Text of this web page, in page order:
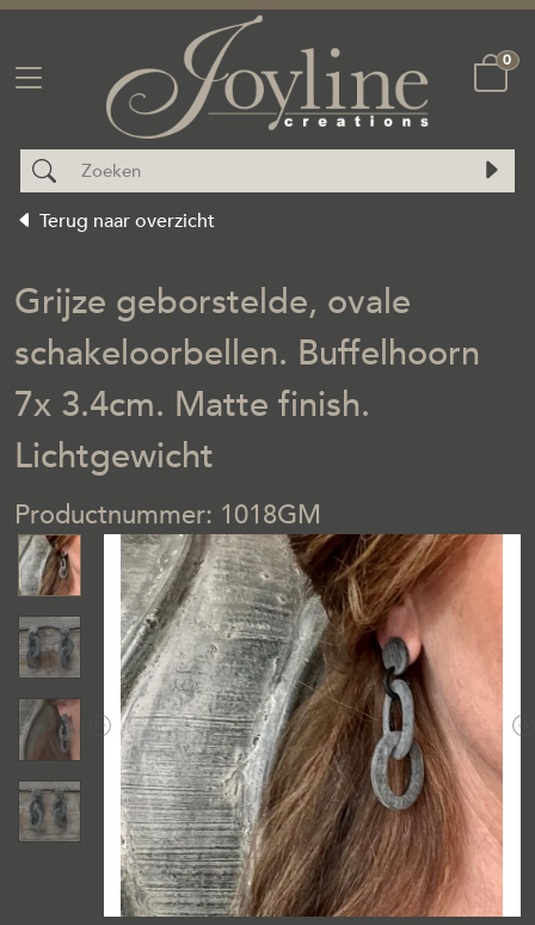
0
Terug naar overzicht
Grijze geborstelde, ovale
schakeloorbellen. Buffelhoorn
7x 3.4cm. Matte finish.
Lichtgewicht
Previous